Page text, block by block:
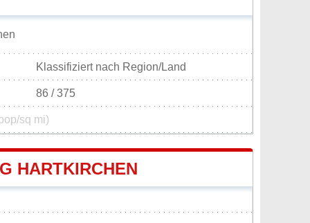
Klassifiziert nach Region/Land
86 / 375
sq mi)
HARTKIRCHEN